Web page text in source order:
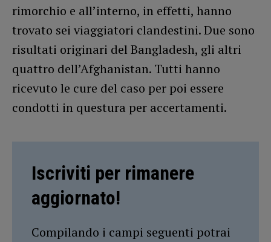
rimorchio e all’interno, in effetti, hanno
trovato sei viaggiatori clandestini. Due sono
risultati originari del Bangladesh, gli altri
quattro dell’Afghanistan. Tutti hanno
ricevuto le cure del caso per poi essere
condotti in questura per accertamenti.
Iscriviti per rimanere
aggiornato!
Compilando i campi seguenti potrai